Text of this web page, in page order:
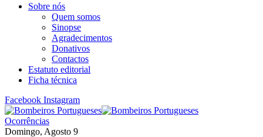
Sobre nós
Quem somos
Sinopse
Agradecimentos
Donativos
Contactos
Estatuto editorial
Ficha técnica
Facebook Instagram
Ocorrências
Domingo, Agosto 9